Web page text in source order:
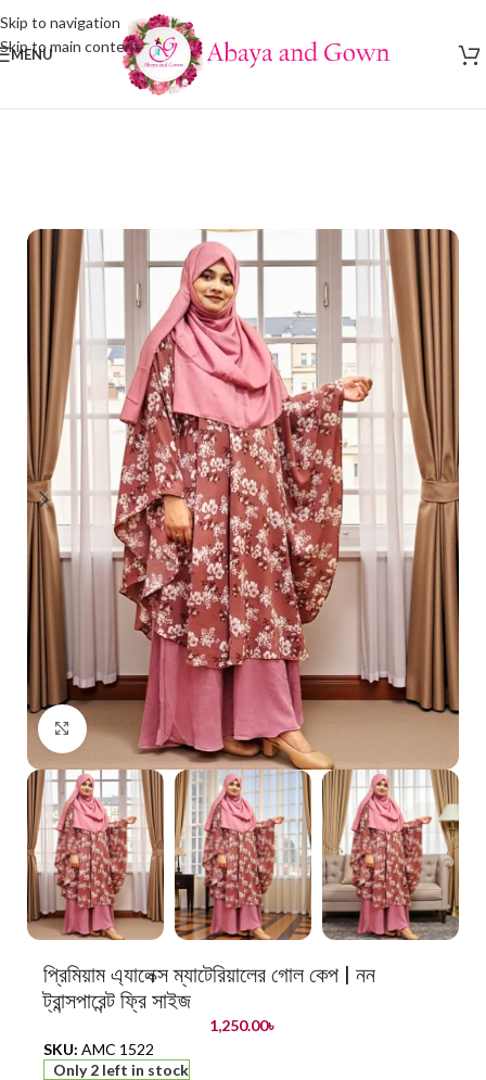
Skip to navigation
Skip to main content
MENU
Click to enlarge
প্রিমিয়াম এ্যালেক্স ম্যাটেরিয়ালের গোল কেপ | নন
ট্রান্সপারেন্ট ফ্রি সাইজ
1,250.00৳
SKU: AMC 1522
Only 2 left in stock